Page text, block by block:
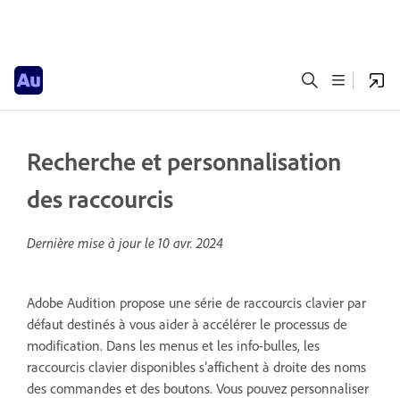
Recherche et personnalisation
des raccourcis
Dernière mise à jour le 10 avr. 2024
Adobe Audition propose une série de raccourcis clavier par
défaut destinés à vous aider à accélérer le processus de
modification. Dans les menus et les info-bulles, les
raccourcis clavier disponibles s’affichent à droite des noms
des commandes et des boutons. Vous pouvez personnaliser